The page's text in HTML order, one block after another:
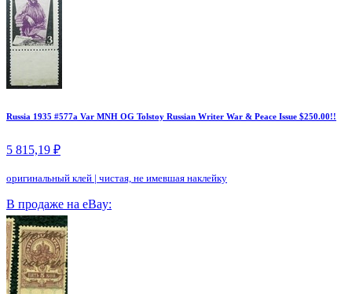
Russia 1935 #577a Var MNH OG Tolstoy Russian Writer War & Peace Issue $250.00!!
5 815,19 ₽
оригинальный клей | чистая, не имевшая наклейку
В продаже на eBay: